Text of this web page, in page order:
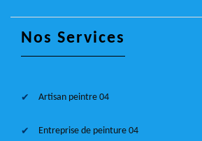
Nos Services
Artisan peintre 04
Entreprise de peinture 04